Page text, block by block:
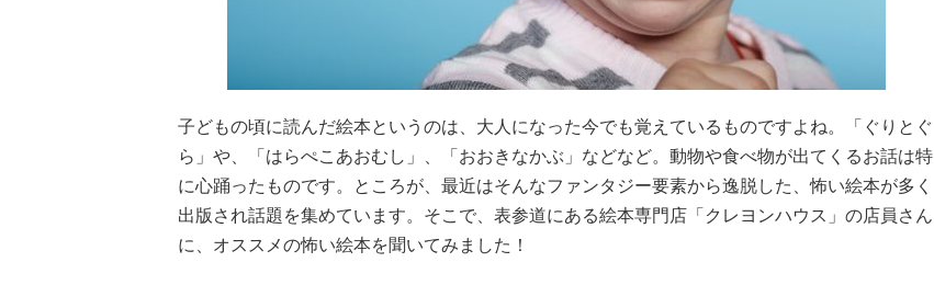
子どもの頃に読んだ絵本というのは、大人になった今でも覚えているものですよね。「ぐりとぐ
ら」や、「はらぺこあおむし」、「おおきなかぶ」などなど。動物や食べ物が出てくるお話は特
に心踊ったものです。ところが、最近はそんなファンタジー要素から逸脱した、怖い絵本が多く
出版され話題を集めています。そこで、表参道にある絵本専門店「クレヨンハウス」の店員さん
に、オススメの怖い絵本を聞いてみました！